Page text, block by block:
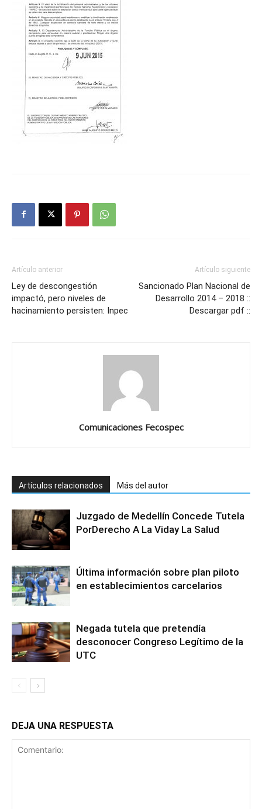
Artículo anterior
Ley de descongestión
impactó, pero niveles de
hacinamiento persisten: Inpec
Artículo siguiente
Sancionado Plan Nacional de
Desarrollo 2014 – 2018 ::
Descargar pdf ::
Comunicaciones Fecospec
Artículos relacionados Más del autor
Juzgado de Medellín Concede Tutela
PorDerecho A La Viday La Salud
Última información sobre plan piloto
en establecimientos carcelarios
Negada tutela que pretendía
desconocer Congreso Legítimo de la
UTC
DEJA UNA RESPUESTA